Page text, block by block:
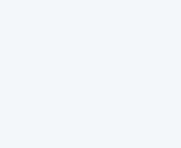
Das Hauptproblem aber sehe
Missverständnis, wie eine
Erstens. Es geht um den
wurde enttäuscht.
sich an die zunächst fremden
sie ihm keine Angst mehr